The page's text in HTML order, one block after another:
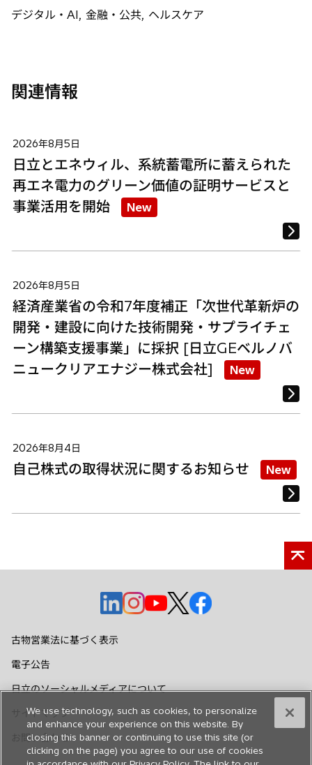
で
開
で
で
デジタル・AI, 金融・公共, ヘルスケア
関連情報
2026年8月5日
日立とエネウィル、系統蓄電所に蓄えられた
再エネ電力のグリーン価値の証明サービスと
事業活用を開始
New
2026年8月5日
経済産業省の令和7年度補正「次世代革新炉の
開発・建設に向けた技術開発・サプライチェ
ーン構築支援事業」に採択 [日立GEベルノバ
ニュークリアエナジー株式会社]
New
2026年8月4日
自己株式の取得状況に関するお知らせ New
新
し
で
く
新
し
で
く
新
し
く
新
し
く
新
く
古物営業法に基づく表示
電子公告
日立のソーシャルメディアについて
サイトマップ
お問い合わせ
We use technology, such as cookies, to personalize
and enhance your experience on this website. By
closing this banner or continuing to use this site (or
clicking on the page) you agree to our use of cookies